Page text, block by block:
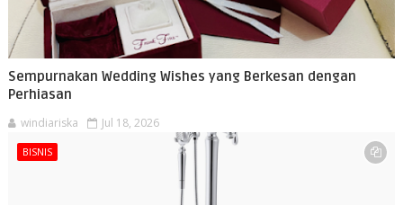
Sempurnakan Wedding Wishes yang Berkesan dengan
Perhiasan
windiariska Jul 18, 2026
BISNIS